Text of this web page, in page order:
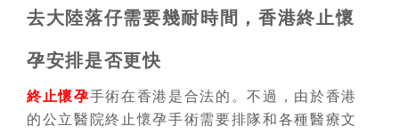
去大陸落仔需要幾耐時間，香港終止懷
孕安排是否更快
終止懷孕手術在香港是合法的。不過，由於香港
的公立醫院終止懷孕手術需要排隊和各種醫療文